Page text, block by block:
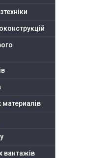
материалів
вантажів